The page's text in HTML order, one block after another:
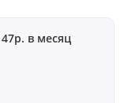
в месяц